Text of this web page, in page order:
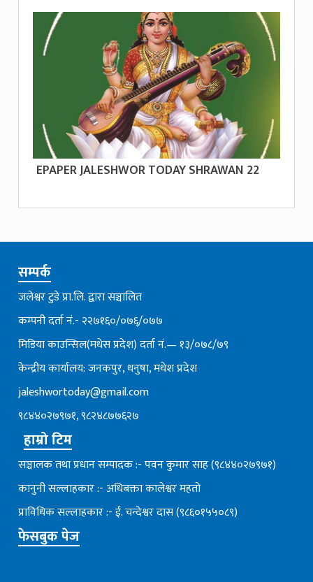
EPAPER JALESHWOR TODAY SHRAWAN 22
सम्पर्क
जलेश्वर टुडे प्रा.लि. द्वारा सञ्चालित
कम्पनी दर्ता नं.- २२७१६०/०७६्/०७७
मिडिया काउन्सिल(मधेस प्रदेश) दर्ता नं.— १३/०७८/७९
केन्द्रीय कार्यालय: जनकपुर, धनुषा, मधेश प्रदेश
jaleshwortoday@gmail.com
९८४४०२७९७१, ९८२४८७७६२७
हाम्रो टिम
सञ्चालक तथा प्रधान सम्पादक :- पवन कुमार साह (९८४४०२७९७१)
कानुनी सल्लाहकार :- अधिबक्ता कालेश्वर महतो
प्राविधिक सल्लाहकार :- ई. चन्देश्वर दास (९८६०१५५०८९)
फेसबुक पेज